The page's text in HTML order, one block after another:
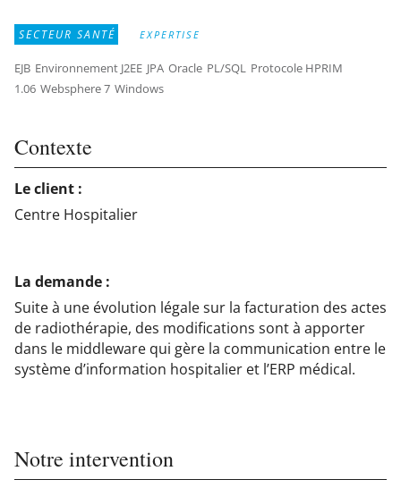
SECTEUR SANTÉ EXPERTISE
EJB Environnement J2EE JPA Oracle PL/SQL Protocole HPRIM
1.06 Websphere 7 Windows
Contexte
Le client :
Centre Hospitalier
La demande :
Suite à une évolution légale sur la facturation des actes
de radiothérapie, des modifications sont à apporter
dans le middleware qui gère la communication entre le
système d’information hospitalier et l’ERP médical.
Notre intervention